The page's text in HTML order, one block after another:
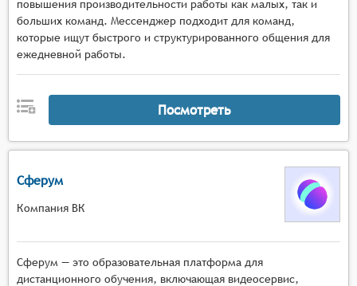
повышения производительности работы как малых, так и
больших команд. Мессенджер подходит для команд,
которые ищут быстрого и структурированного общения для
ежедневной работы.
Посмотреть
Сферум
Компания ВК
Сферум — это образовательная платформа для
дистанционного обучения, включающая видеосервис,